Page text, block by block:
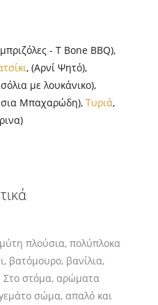
- T Bone BBQ),
, (Αρνί Ψητό),
με λουκάνικο),
Μπαχαρώδη), Τυριά,
πλούσια, πολύπλοκα
βατόμουρο, βανίλια,
Στο στόμα, αρώματα
σώμα, απαλό και